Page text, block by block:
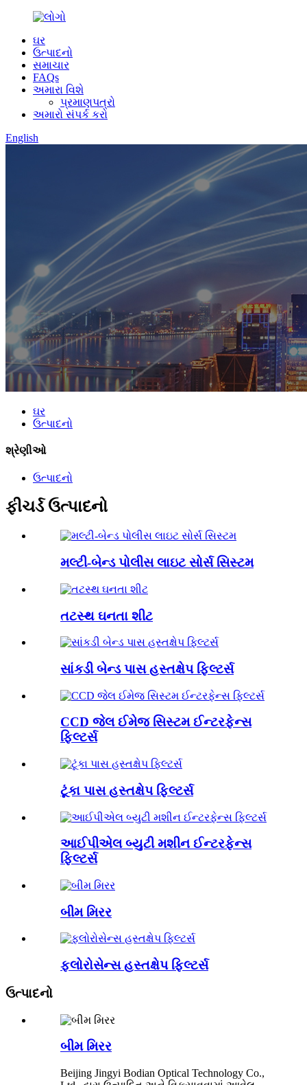
ઘર
ઉત્પાદનો
સમાચાર
FAQs
અમારા વિશે
પ્રમાણપત્રો
અમારો સંપર્ક કરો
English
ઘર
ઉત્પાદનો
શ્રેણીઓ
ઉત્પાદનો
ફીચર્ડ ઉત્પાદનો
મલ્ટી-બેન્ડ પોલીસ લાઇટ સોર્સ સિસ્ટમ
તટસ્થ ઘનતા શીટ
સાંકડી બેન્ડ પાસ હસ્તક્ષેપ ફિલ્ટર્સ
CCD જેલ ઈમેજ સિસ્ટમ ઈન્ટરફેન્સ
ફિલ્ટર્સ
ટૂંકા પાસ હસ્તક્ષેપ ફિલ્ટર્સ
આઈપીએલ બ્યુટી મશીન ઈન્ટરફેન્સ
ફિલ્ટર્સ
બીમ મિરર
ફ્લોરોસેન્સ હસ્તક્ષેપ ફિલ્ટર્સ
ઉત્પાદનો
બીમ મિરર
Beijing Jingyi Bodian Optical Technology Co.,